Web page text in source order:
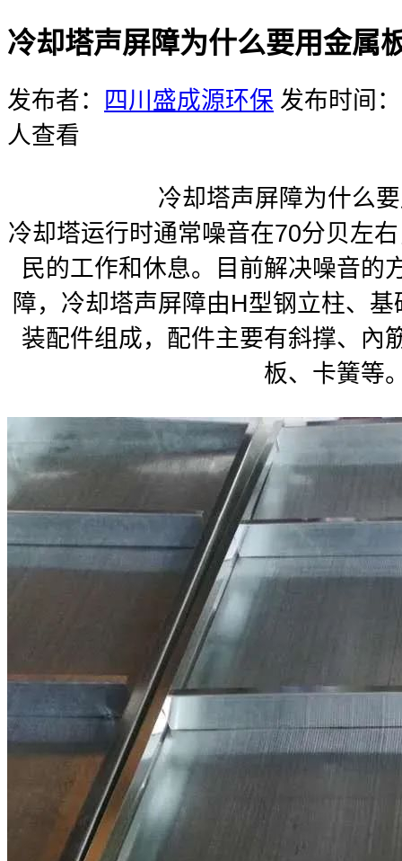
冷却塔声屏障为什么要用金属
发布者： 四川盛成源环保 发布时间
人查看
冷却塔声屏障为什么要用
冷却塔运行时通常噪音在70分贝左
民的工作和休息。目前解决噪音的
障，冷却塔声屏障由H型钢立柱、
装配件组成，配件主要有斜撑、內
板、卡簧等